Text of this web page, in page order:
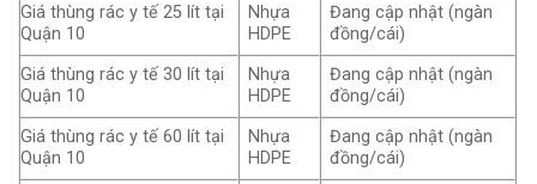
Giá thùng rác y tế 25 lít tại
Quận 10
Nhựa
HDPE
Đang cập nhật (ngàn
đồng/cái)
Giá thùng rác y tế 30 lít tại
Quận 10
Nhựa
HDPE
Đang cập nhật (ngàn
đồng/cái)
Giá thùng rác y tế 60 lít tại
Quận 10
Nhựa
HDPE
Đang cập nhật (ngàn
đồng/cái)